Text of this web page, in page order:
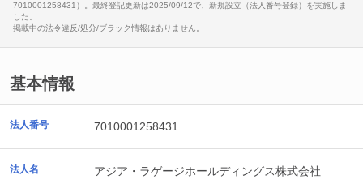
7010001258431）。最終登記更新は2025/09/12で、新規設立（法人番号登録）を実施しま
した。
掲載中の法令違反/処分/ブラック情報はありません。
基本情報
法人番号 7010001258431
法人名 アジア・ラゲージホールディングス株式会社